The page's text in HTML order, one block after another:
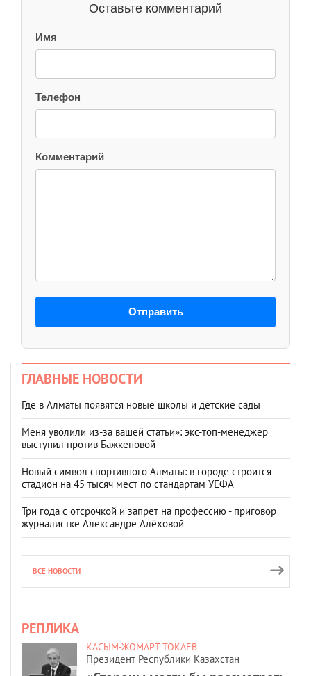
Оставьте комментарий
Имя
Телефон
Комментарий
Отправить
ГЛАВНЫЕ НОВОСТИ
Где в Алматы появятся новые школы и детские сады
Меня уволили из-за вашей статьи»: экс-топ-менеджер
выступил против Бажкеновой
Новый символ спортивного Алматы: в городе строится
стадион на 45 тысяч мест по стандартам УЕФА
Три года с отсрочкой и запрет на профессию - приговор
журналистке Александре Алёховой
ВСЕ НОВОСТИ
РЕПЛИКА
КАСЫМ-ЖОМАРТ ТОКАЕВ
Президент Республики Казахстан